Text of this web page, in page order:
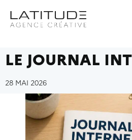
LE JOURNAL
28 MAI 2026